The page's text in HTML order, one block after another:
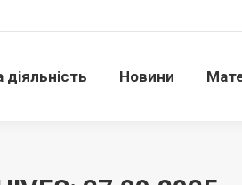
Новини
Новини